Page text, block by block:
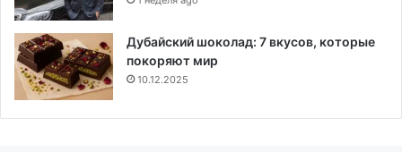
Дубайский шоколад: 7 вкусов, которые
покоряют мир
10.12.2025